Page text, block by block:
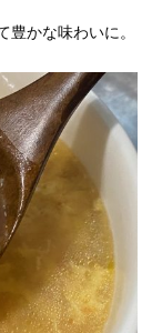
かな味わいに。